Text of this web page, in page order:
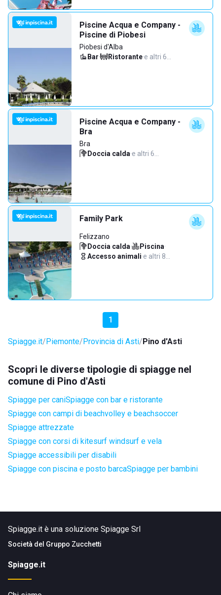
Piscine Acqua e Company -
Piscine di Piobesi
Piobesi d'Alba
Bar· Ristorante·e altri 6…
Piscine Acqua e Company -
Bra
Bra
Doccia calda·e altri 6…
Family Park
Felizzano
Doccia calda· Piscina·
Accesso animali·e altri 8…
1
Spiagge.it Piemonte Provincia di Asti Pino d'Asti
Scopri le diverse tipologie di spiagge nel
comune di Pino d'Asti
Spiagge per caniSpiagge con bar e ristorante
Spiagge con campi di beachvolley e beachsoccer
Spiagge attrezzate
Spiagge con corsi di kitesurf windsurf e vela
Spiagge accessibili per disabili
Spiagge con piscina e posto barcaSpiagge per bambini
Spiagge.it è una soluzione Spiagge Srl
Società del Gruppo Zucchetti
Spiagge.it